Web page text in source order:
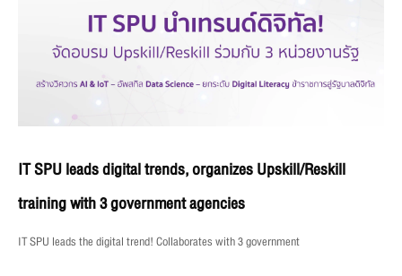
IT SPU leads digital trends, organizes Upskill/Reskill
training with 3 government agencies
IT SPU leads the digital trend! Collaborates with 3 government